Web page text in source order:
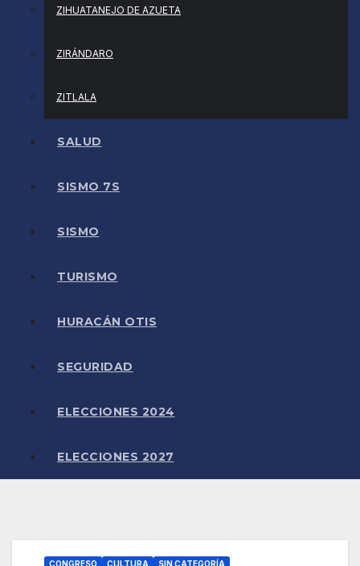
ZIHUATANEJO DE AZUETA
ZIRÁNDARO
ZITLALA
SALUD
SISMO 7S
SISMO
TURISMO
HURACÁN OTIS
SEGURIDAD
ELECCIONES 2024
ELECCIONES 2027
CONGRESO CULTURA SIN CATEGORÍA